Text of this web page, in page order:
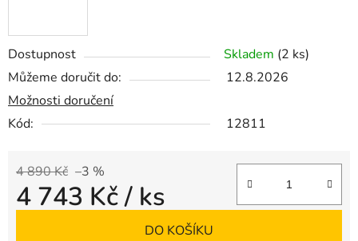
Dostupnost Skladem (2 ks)
Můžeme doručit do:
12.8.2026
Možnosti doručení
Kód:
12811
4 890 Kč –3 %
4 743 Kč/ ks
DO KOŠÍKU